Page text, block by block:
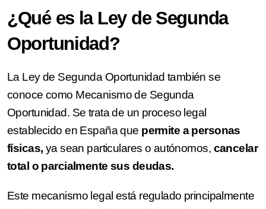
¿Qué es la Ley de Segunda
Oportunidad?
La Ley de Segunda Oportunidad también se
conoce como Mecanismo de Segunda
Oportunidad. Se trata de un proceso legal
establecido en España que permite a personas
físicas, ya sean particulares o autónomos, cancelar
total o parcialmente sus deudas.
Este mecanismo legal está regulado principalmente